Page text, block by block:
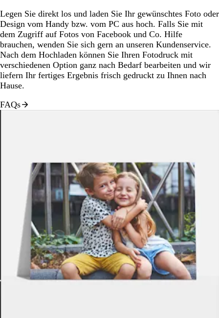
Legen Sie direkt los und laden Sie Ihr gewünschtes Foto oder
Design vom Handy bzw. vom PC aus hoch. Falls Sie mit
dem Zugriff auf Fotos von Facebook und Co. Hilfe
brauchen, wenden Sie sich gern an unseren Kundenservice.
Nach dem Hochladen können Sie Ihren Fotodruck mit
verschiedenen Option ganz nach Bedarf bearbeiten und wir
liefern Ihr fertiges Ergebnis frisch gedruckt zu Ihnen nach
Hause.
FAQs